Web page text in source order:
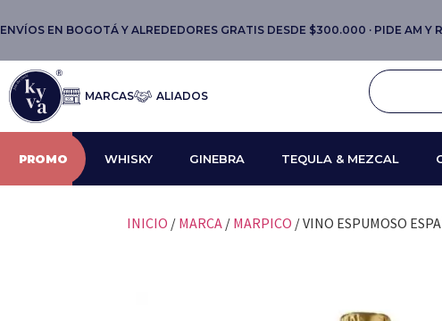
ENVÍOS EN BOGOTÁ Y ALREDEDORES GRATIS DESDE $300.000 · PIDE AM Y
MARCAS ALIADOS
PROMO WHISKY GINEBRA TEQULA & MEZCAL
INICIO / MARCA / MARPICO / VINO ESPUMOSO